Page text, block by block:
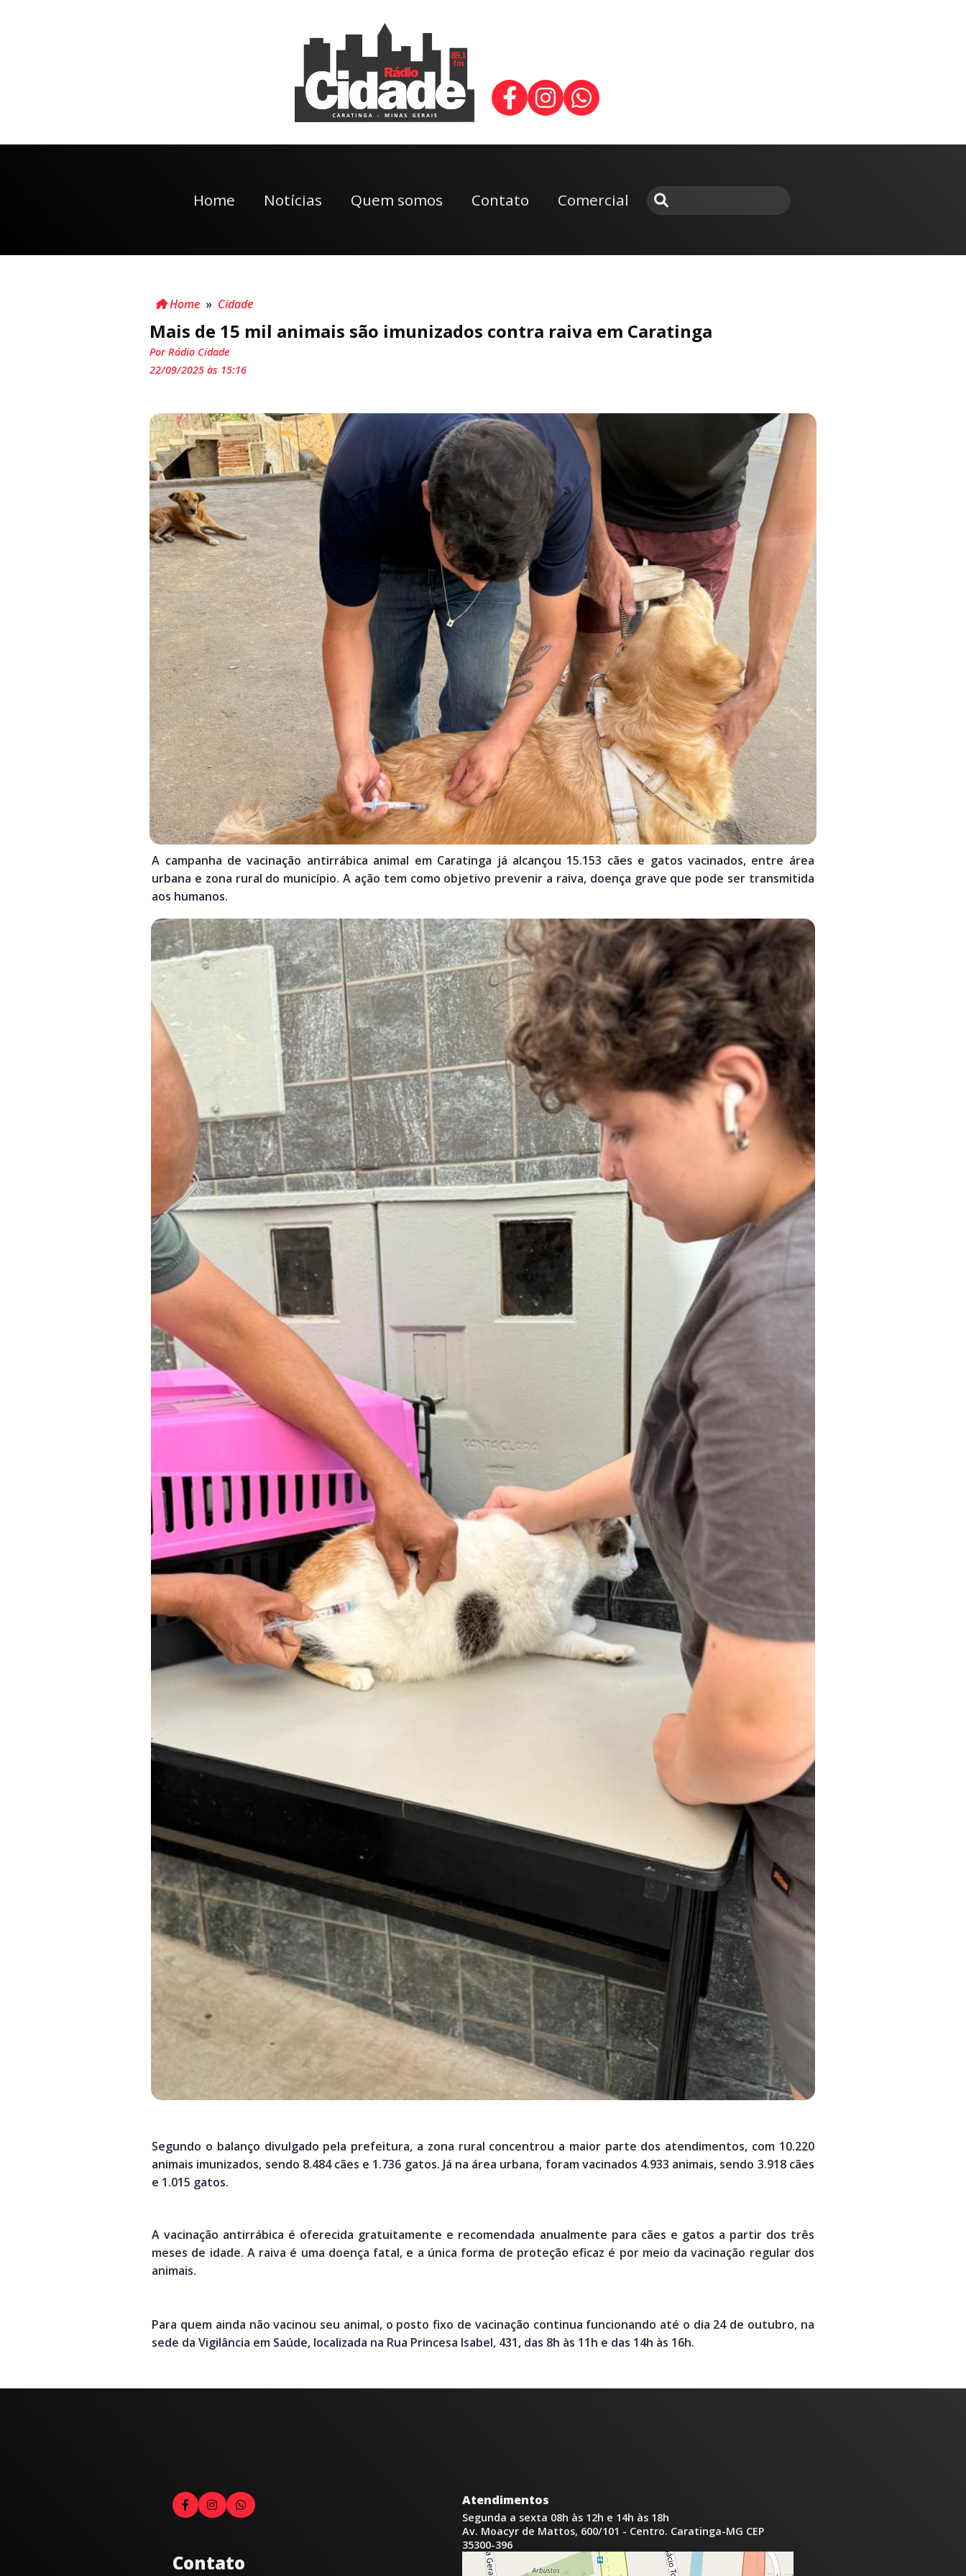
Home Notícias Quem somos Contato Comercial
Home » Cidade
Mais de 15 mil animais são imunizados contra raiva em Caratinga
Por Rádio Cidade
22/09/2025 às 15:16
A campanha de vacinação antirrábica animal em Caratinga já alcançou 15.153 cães e gatos vacinados, entre área
urbana e zona rural do município. A ação tem como objetivo prevenir a raiva, doença grave que pode ser transmitida
aos humanos.
Segundo o balanço divulgado pela prefeitura, a zona rural concentrou a maior parte dos atendimentos, com 10.220
animais imunizados, sendo 8.484 cães e 1.736 gatos. Já na área urbana, foram vacinados 4.933 animais, sendo 3.918 cães
e 1.015 gatos.
A vacinação antirrábica é oferecida gratuitamente e recomendada anualmente para cães e gatos a partir dos três
meses de idade. A raiva é uma doença fatal, e a única forma de proteção eficaz é por meio da vacinação regular dos
animais.
Para quem ainda não vacinou seu animal, o posto fixo de vacinação continua funcionando até o dia 24 de outubro, na
sede da Vigilância em Saúde, localizada na Rua Princesa Isabel, 431, das 8h às 11h e das 14h às 16h.
Contato
Atendimentos
Segunda a sexta 08h às 12h e 14h às 18h
Av. Moacyr de Mattos, 600/101 - Centro. Caratinga-MG CEP
35300-396